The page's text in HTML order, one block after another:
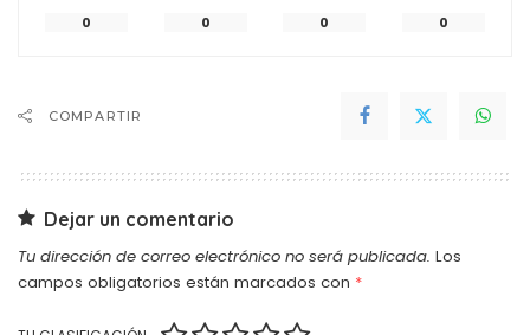
0 0 0 0
COMPARTIR
Dejar un comentario
Tu dirección de correo electrónico no será publicada. Los
campos obligatorios están marcados con *